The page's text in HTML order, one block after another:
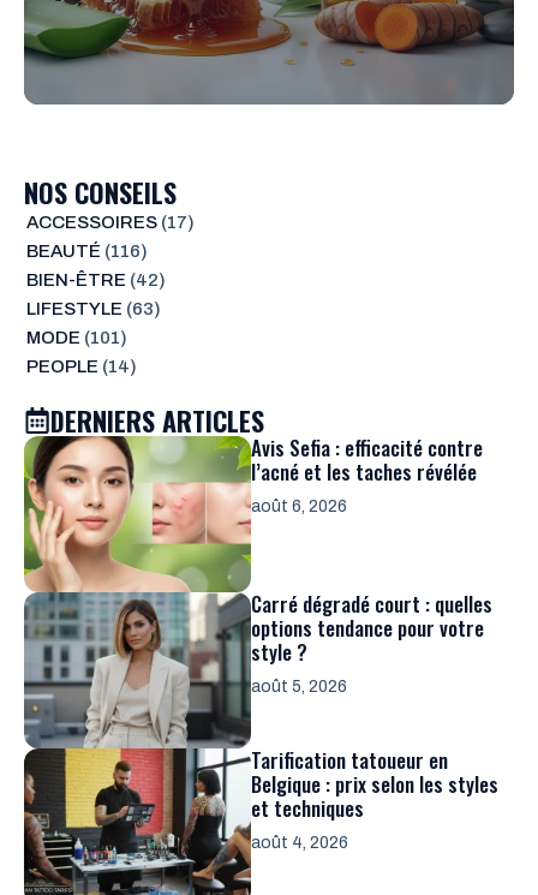
NOS CONSEILS
ACCESSOIRES(17)
BEAUTÉ (116)
BIEN-ÊTRE (42)
LIFESTYLE (63)
MODE (101)
PEOPLE (14)
DERNIERS ARTICLES
Avis Sefia : efficacité contre
l’acné et les taches révélée
août 6, 2026
Carré dégradé court : quelles
options tendance pour votre
style ?
août 5, 2026
Tarification tatoueur en
Belgique : prix selon les styles
et techniques
août 4, 2026